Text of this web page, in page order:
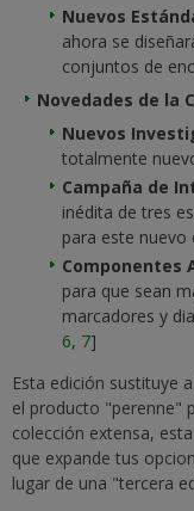
Nuevos
ahora se
conjuntos de
Novedades de la
Nuevos
totalmente
Campaña de
inédita de tres
para este nuevo
Componentes
para que sean
marcadores y
6, 7]
Esta edición sustituye
el producto "perenne"
colección extensa,
que expande tus
lugar de una "tercera